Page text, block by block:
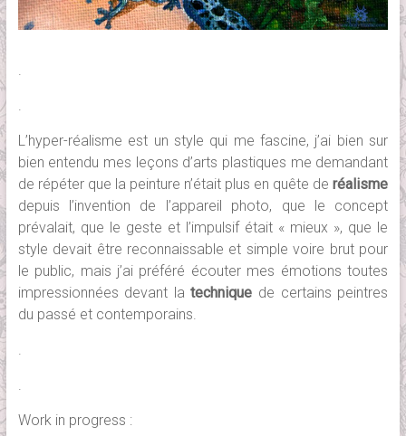
.
.
L’hyper-réalisme est un style qui me fascine, j’ai bien sur
bien entendu mes leçons d’arts plastiques me demandant
de répéter que la peinture n’était plus en quête deréalisme
depuis l’invention de l’appareil photo, que le concept
prévalait, que le geste et l’impulsif était « mieux », que le
style devait être reconnaissable et simple voire brut pour
le public, mais j’ai préféré écouter mes émotions toutes
impressionnées devant latechnique de certains peintres
du passé et contemporains.
.
.
Work in progress :